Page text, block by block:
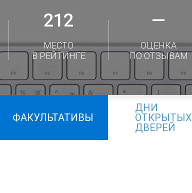
212
МЕСТО
В РЕЙТИНГЕ
—
ОЦЕНКА
ПО ОТЗЫВАМ
ФАКУЛЬТАТИВЫ
ДНИ
ОТКРЫТЫХ
ДВЕРЕЙ